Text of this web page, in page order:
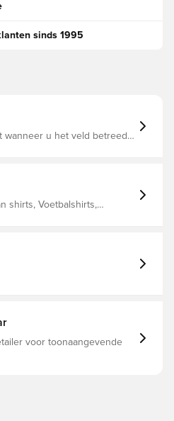
sinds 1995
wanneer u het veld betreedt
shirts, Voetbalshirts,
voor toonaangevende